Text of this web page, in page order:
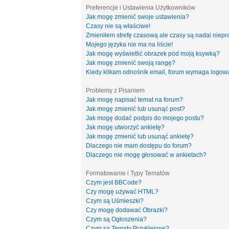
Preferencje i Ustawienia Użytkowników
Jak mogę zmienić swoje ustawienia?
Czasy nie są właściwe!
Zmieniłem strefę czasową ale czasy są nadal
Mojego języka nie ma na liście!
Jak mogę wyświetlić obrazek pod moją ksywką?
Jak mogę zmienić swoją rangę?
Kiedy klikam odnośnik email, forum wymaga
Problemy z Pisaniem
Jak mogę napisać temat na forum?
Jak mogę zmienić lub usunąć post?
Jak mogę dodać podpis do mojego postu?
Jak mogę utworzyć ankietę?
Jak mogę zmienić lub usunąć ankietę?
Dlaczego nie mam dostępu do forum?
Dlaczego nie mogę głosować w ankietach?
Formatowanie i Typy Tematów
Czym jest BBCode?
Czy mogę używać HTML?
Czym są Uśmieszki?
Czy mogę dodawać Obrazki?
Czym są Ogłoszenia?